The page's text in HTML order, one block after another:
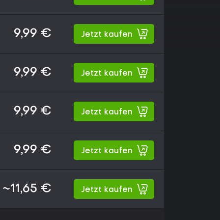
9,99 € Jetzt kaufen
9,99 € Jetzt kaufen
9,99 € Jetzt kaufen
9,99 € Jetzt kaufen
~11,65 € Jetzt kaufen